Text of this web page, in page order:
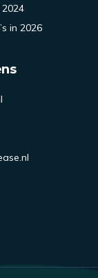
in 2026